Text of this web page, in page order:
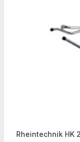
Rheintechnik HK